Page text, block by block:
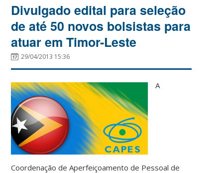
Divulgado edital para seleção
de até 50 novos bolsistas para
atuar em Timor-Leste
29/04/2013 15:36
A
Coordenação de Aperfeiçoamento de Pessoal de